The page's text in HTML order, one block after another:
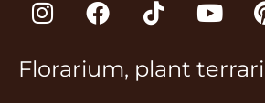
n
t
a
e
i
t
o
t
Florarium, plant